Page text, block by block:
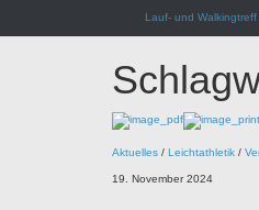
Lauf- und Walkingtreff
Aktuelles / Leichtathletik /
19. November 2024